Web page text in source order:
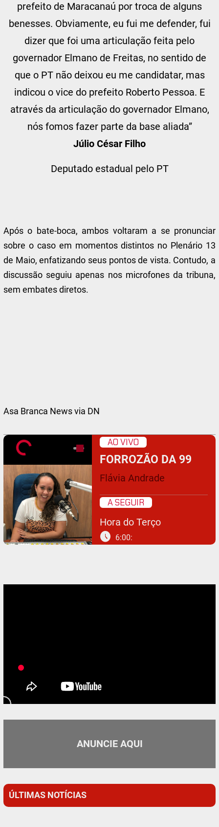
prefeito de Maracanaú por troca de alguns
benesses. Obviamente, eu fui me defender, fui
dizer que foi uma articulação feita pelo
governador Elmano de Freitas, no sentido de
que o PT não deixou eu me candidatar, mas
indicou o vice do prefeito Roberto Pessoa. E
através da articulação do governador Elmano,
nós fomos fazer parte da base aliada”
Júlio César Filho
Deputado estadual pelo PT
Após o bate-boca, ambos voltaram a se pronunciar
sobre o caso em momentos distintos no Plenário 13
de Maio, enfatizando seus pontos de vista. Contudo, a
discussão seguiu apenas nos microfones da tribuna,
sem embates diretos.
Asa Branca News via DN
AO VIVO
FORROZÃO DA 99
Flávia Andrade
A SEGUIR
Hora do Terço
schedule 6:00:
ANUNCIE AQUI
ÚLTIMAS NOTÍCIAS